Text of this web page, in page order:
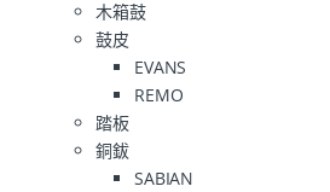
木箱鼓
鼓皮
EVANS
REMO
踏板
銅鈸
SABIAN